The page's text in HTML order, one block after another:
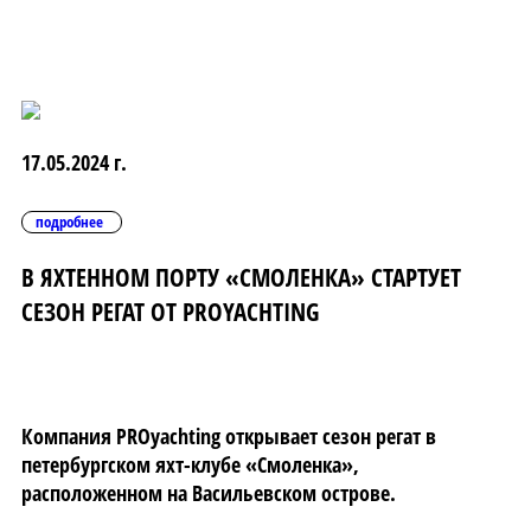
17.05.2024 г.
подробнее
В ЯХТЕННОМ ПОРТУ «СМОЛЕНКА» СТАРТУЕТ
СЕЗОН РЕГАТ ОТ PROYACHTING
Компания PROyachting открывает сезон регат в
петербургском яхт-клубе «Смоленка»,
расположенном на Васильевском острове.